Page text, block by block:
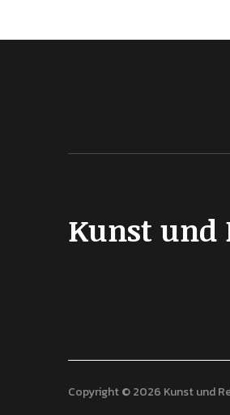
Kunst und
Copyright © 2026 Kunst und